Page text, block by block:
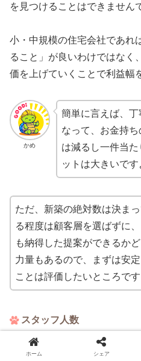
を見つけることはできません
小・中規模の住宅会社であれ
ること」が良いわけではなく
価を上げていくことで利益幅
かめ
簡単に言えば、丁
なって、お金持
は減るし一件当
ットは大きいです
ただ、新築の絶対数は決ま
る程度は顧客層を選ばずに
も納得した提案ができるか
力量もあるので、まずは安
ことは評価したいところです
スタッフ人数
新潟ヒロタカデザイン事務所
ホーム シェア